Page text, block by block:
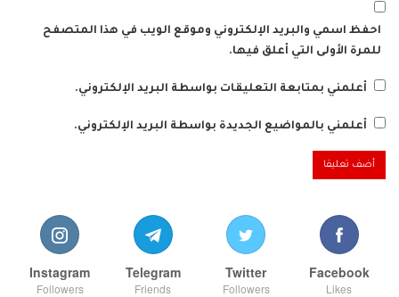
احفظ اسمي والبريد الإلكتروني وموقع الويب في هذا المتصفح
للمرة الأولى التي أعلق فيها.
أعلمني بمتابعة التعليقات بواسطة البريد الإلكتروني.
أعلمني بالمواضيع الجديدة بواسطة البريد الإلكتروني.
Facebook
Likes
Twitter
Followers
Telegram
Friends
Instagram
Followers